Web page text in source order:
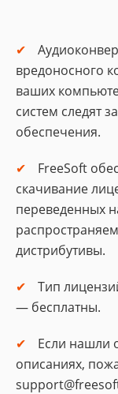
вредоносного
ваших
систем следят
обеспечения.
FreeSoft
скачивание
переведенных
дистрибутивы.
Тип
— бесплатны.
Если нашли
описаниях,